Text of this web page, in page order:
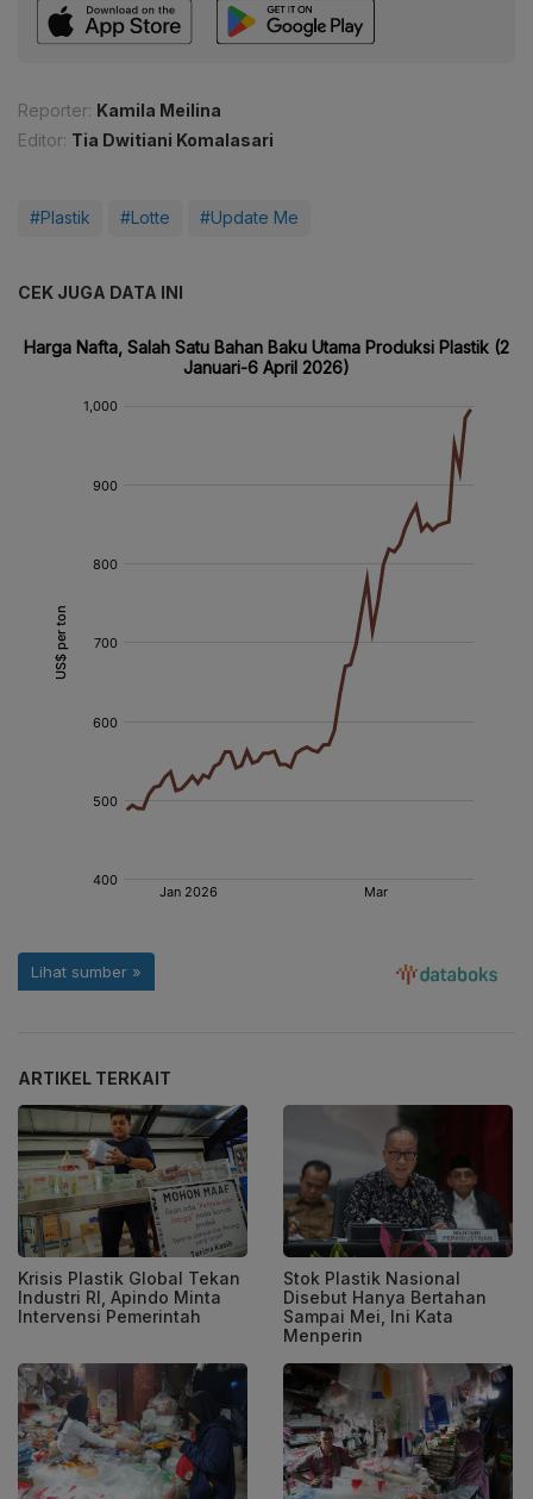
Reporter: Kamila Meilina
Editor: Tia Dwitiani Komalasari
#Plastik #Lotte #Update Me
CEK JUGA DATA INI
ARTIKEL TERKAIT
Krisis Plastik Global Tekan
Industri RI, Apindo Minta
Intervensi Pemerintah
Stok Plastik Nasional
Disebut Hanya Bertahan
Sampai Mei, Ini Kata
Menperin